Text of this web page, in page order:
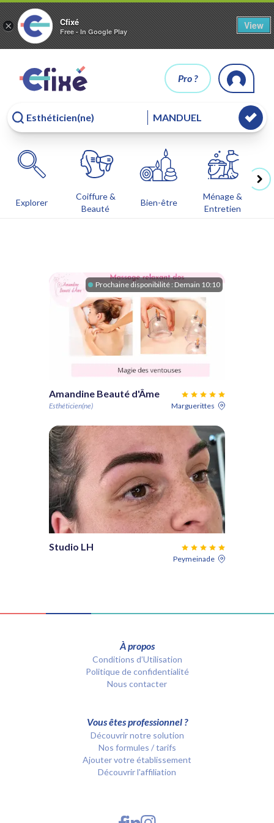
× Cfixé
Free - In Google Play
View
Pro ?
Explorer
Coiffure &
Beauté
Bien-être
Ménage &
Entretien
Prochaine disponibilité :Demain 10:10
Amandine Beauté d'Âme
Esthéticien(ne) Marguerittes
Studio LH
Peymeinade
À propos
Conditions d’Utilisation
Politique de confidentialité
Nous contacter
Vous êtes professionnel ?
Découvrir notre solution
Nos formules / tarifs
Ajouter votre établissement
Découvrir l'affiliation